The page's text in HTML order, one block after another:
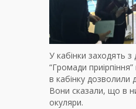
У кабінки заходять з
“Громади
в кабінку дозволили
Вони сказали, що в
окуляри.